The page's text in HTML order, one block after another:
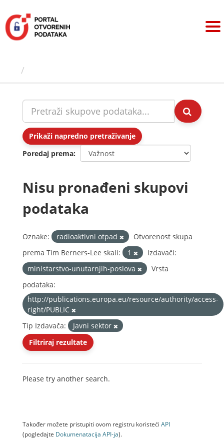
sadržaj
Prikaži napredno pretraživanje
Poredaj prema
Nisu pronađeni skupovi
podataka
Oznake: radioaktivni otpad
Otvorenost skupa
prema Tim Berners-Lee skali:
1
Izdavači:
ministarstvo-unutarnjih-poslova
Vrsta
podataka:
http://publications.europa.eu/resource/authority/access-
right/PUBLIC
Tip Izdavača:
Javni sektor
Filtriraj rezultate
Please try another search.
Također možete pristupiti ovom registru koristeći API
(pogledajte Dokumenаtаcijа API-jа).